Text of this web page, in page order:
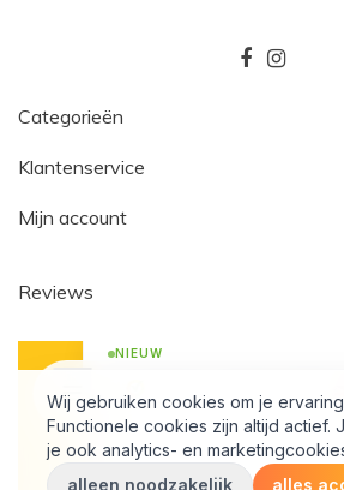
Categorieën
Klantenservice
Mijn account
Reviews